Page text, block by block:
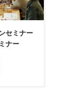
セミナー
ナー